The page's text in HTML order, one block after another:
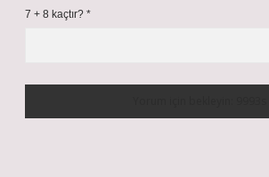
7 + 8 kaçtır? *